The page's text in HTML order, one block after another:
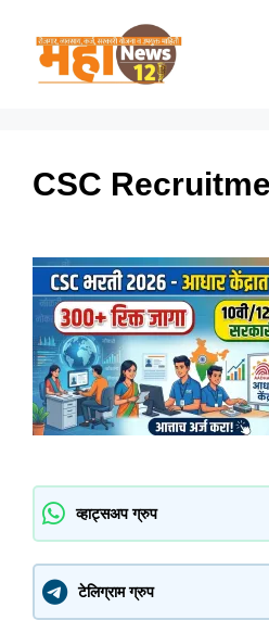
CSC
व्हाट्सअप ग्रुप
टेलिग्राम ग्रुप